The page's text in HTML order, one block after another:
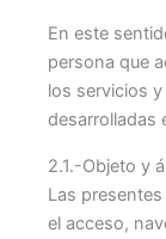
En este
persona que
los servicios
desarrolladas
2.1.-Objeto y
Las
el acceso,